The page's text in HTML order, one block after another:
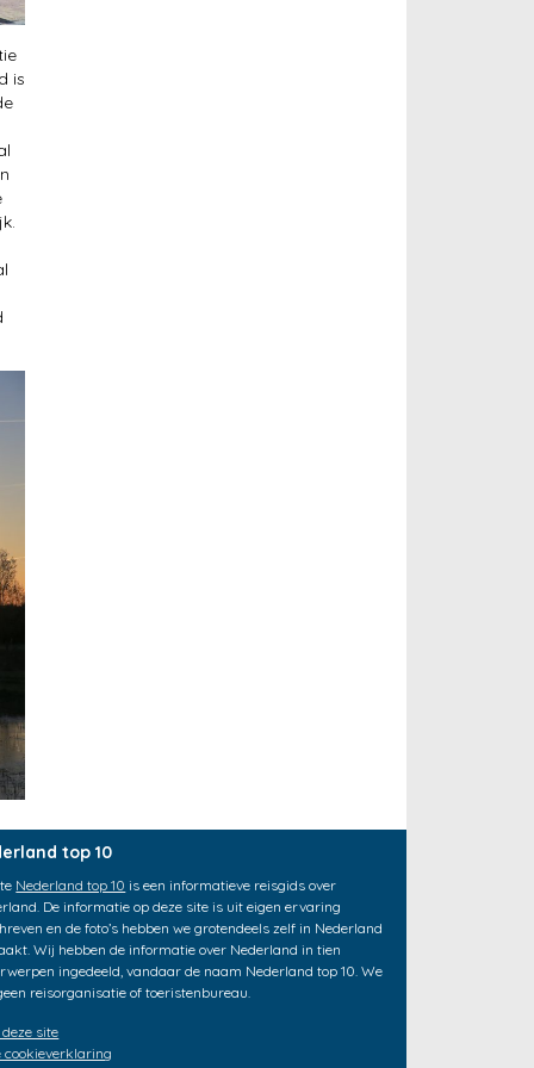
is
top 10
Nederland top 10 is een informatieve reisgids over
De informatie op deze site is uit eigen ervaring
en de foto’s hebben we grotendeels zelf in Nederland
Wij hebben de informatie over Nederland in tien
ingedeeld, vandaar de naam Nederland top 10. We
reisorganisatie of toeristenbureau.
site
cookieverklaring